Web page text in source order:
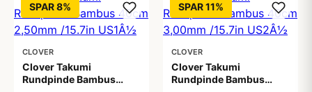
SPAR 8%
CLOVER
Clover Takumi
Rundpinde Bambus
SPAR 11%
CLOVER
Clover Takumi
Rundpinde Bambus